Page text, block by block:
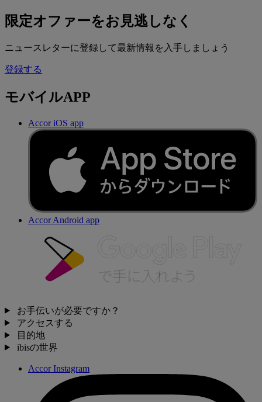
限定オファーをお見逃しなく
ニュースレターに登録して最新情報を入手しましょう
登録する
モバイルAPP
Accor iOS app
Accor Android app
お手伝いが必要ですか？
アクセスする
目的地
ibisの世界
Accor Instagram